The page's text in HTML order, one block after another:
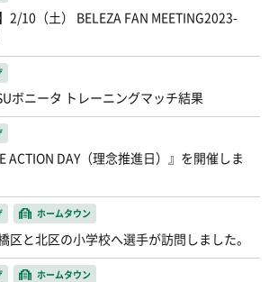
2/10（土） BELEZA FAN MEETING2023-
ボニータ トレーニングマッチ結果
ACTION DAY（理念推進日）』を開催しま
ホームタウン
区と北区の小学校へ選手が訪問しました。
ホームタウン